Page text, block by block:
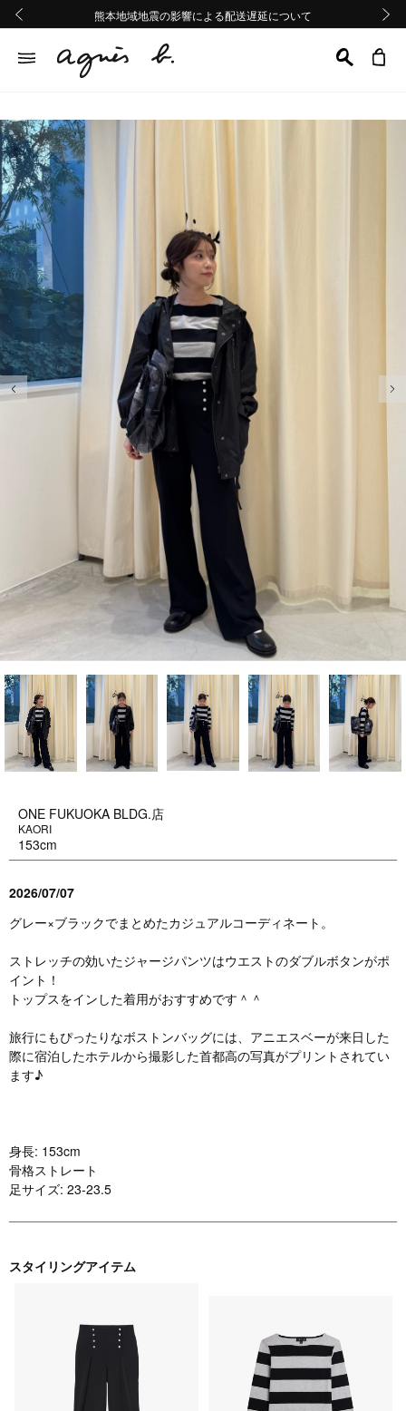
熊本地域地震の影響による配送遅延について
Summer Sale 2buy10%OFF!!
熊本地域地震の影響による配送遅延について
Summer Sale 2buy10%OFF!!
前の画像
ONE FUKUOKA BLDG.店
KAORI
153cm
2026/07/07
グレー×ブラックでまとめたカジュアルコーディネート。
ストレッチの効いたジャージパンツはウエストのダブルボタンがポ
イント！
トップスをインした着用がおすすめです＾＾
旅行にもぴったりなボストンバッグには、アニエスベーが来日した
際に宿泊したホテルから撮影した首都高の写真がプリントされてい
ます♪
身長: 153cm
骨格ストレート
足サイズ: 23-23.5
スタイリングアイテム